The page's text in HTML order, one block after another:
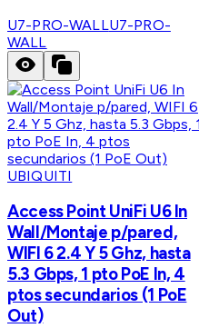
U7-PRO-WALLU7-PRO-
WALL
UBIQUITI
Access Point UniFi U6 In
Wall/Montaje p/pared,
WIFI 6 2.4 Y 5 Ghz, hasta
5.3 Gbps, 1 pto PoE In, 4
ptos secundarios (1 PoE
Out)